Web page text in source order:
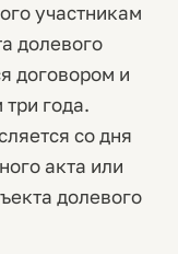
участникам
долевого
договором и
года.
со дня
акта или
долевого